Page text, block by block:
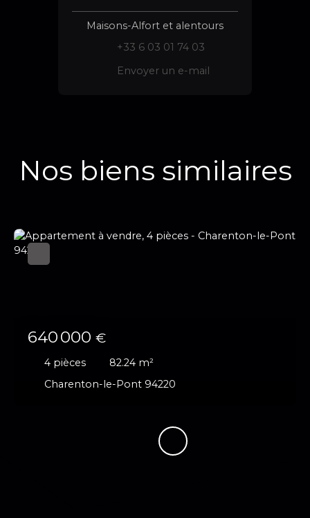
Maisons-Alfort et alentours
+33 6 03 01 74 03
Envoyer un e-mail
Nos biens similaires
640 000 €
4 pièces 82.24 m²
Charenton-le-Pont 94220